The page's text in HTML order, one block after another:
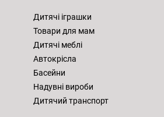
Дитячі іграшки
Товари для мам
Дитячі меблі
Автокрісла
Басейни
Надувні вироби
Дитячий транспорт